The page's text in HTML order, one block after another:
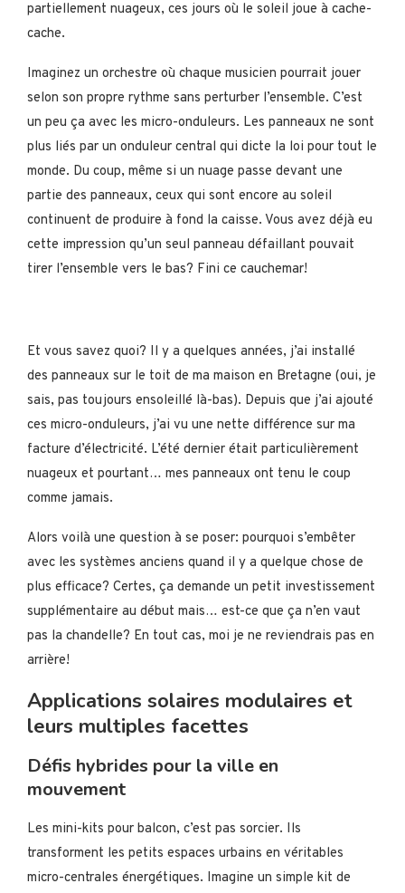
partiellement nuageux, ces jours où le soleil joue à cache-
cache.
Imaginez un orchestre où chaque musicien pourrait jouer
selon son propre rythme sans perturber l’ensemble. C’est
un peu ça avec les micro-onduleurs. Les panneaux ne sont
plus liés par un onduleur central qui dicte la loi pour tout le
monde. Du coup, même si un nuage passe devant une
partie des panneaux, ceux qui sont encore au soleil
continuent de produire à fond la caisse. Vous avez déjà eu
cette impression qu’un seul panneau défaillant pouvait
tirer l’ensemble vers le bas? Fini ce cauchemar!
Et vous savez quoi? Il y a quelques années, j’ai installé
des panneaux sur le toit de ma maison en Bretagne (oui, je
sais, pas toujours ensoleillé là-bas). Depuis que j’ai ajouté
ces micro-onduleurs, j’ai vu une nette différence sur ma
facture d’électricité. L’été dernier était particulièrement
nuageux et pourtant… mes panneaux ont tenu le coup
comme jamais.
Alors voilà une question à se poser: pourquoi s’embêter
avec les systèmes anciens quand il y a quelque chose de
plus efficace? Certes, ça demande un petit investissement
supplémentaire au début mais… est-ce que ça n’en vaut
pas la chandelle? En tout cas, moi je ne reviendrais pas en
arrière!
Applications solaires modulaires et
leurs multiples facettes
Défis hybrides pour la ville en
mouvement
Les mini-kits pour balcon, c’est pas sorcier. Ils
transforment les petits espaces urbains en véritables
micro-centrales énergétiques. Imagine un simple kit de